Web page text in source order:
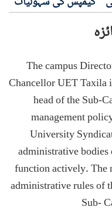
The campus
Chancellor UET Taxila
head of the Sub-
management
University
administrative bodies
function actively. The
administrative rules of
Sub-